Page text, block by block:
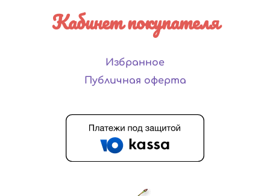
Кабинет покупателя
Избранное
Публичная оферта